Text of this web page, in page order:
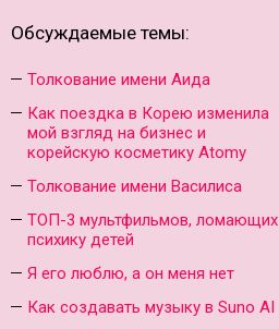
Обсуждаемые темы:
Толкование имени Аида
Как поездка в Корею изменила
мой взгляд на бизнес и
корейскую косметику Atomy
Толкование имени Василиса
ТОП-3 мультфильмов, ломающих
психику детей
Я его люблю, а он меня нет
Как создавать музыку в Suno AI